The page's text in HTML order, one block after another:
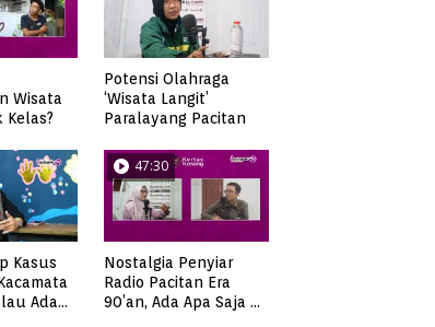
Wisata
Kelas?
Potensi Olahraga
‘Wisata Langit’
Paralayang Pacitan
Kasus
Ada
47:30
Nostalgia Penyiar
Radio Pacitan Era
90’an, Ada Apa Saja di